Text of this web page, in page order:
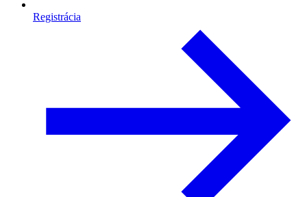
Registrácia